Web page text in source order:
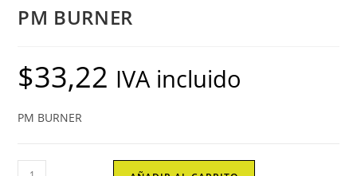
PM BURNER
$33,22 IVA incluido
PM BURNER
PM